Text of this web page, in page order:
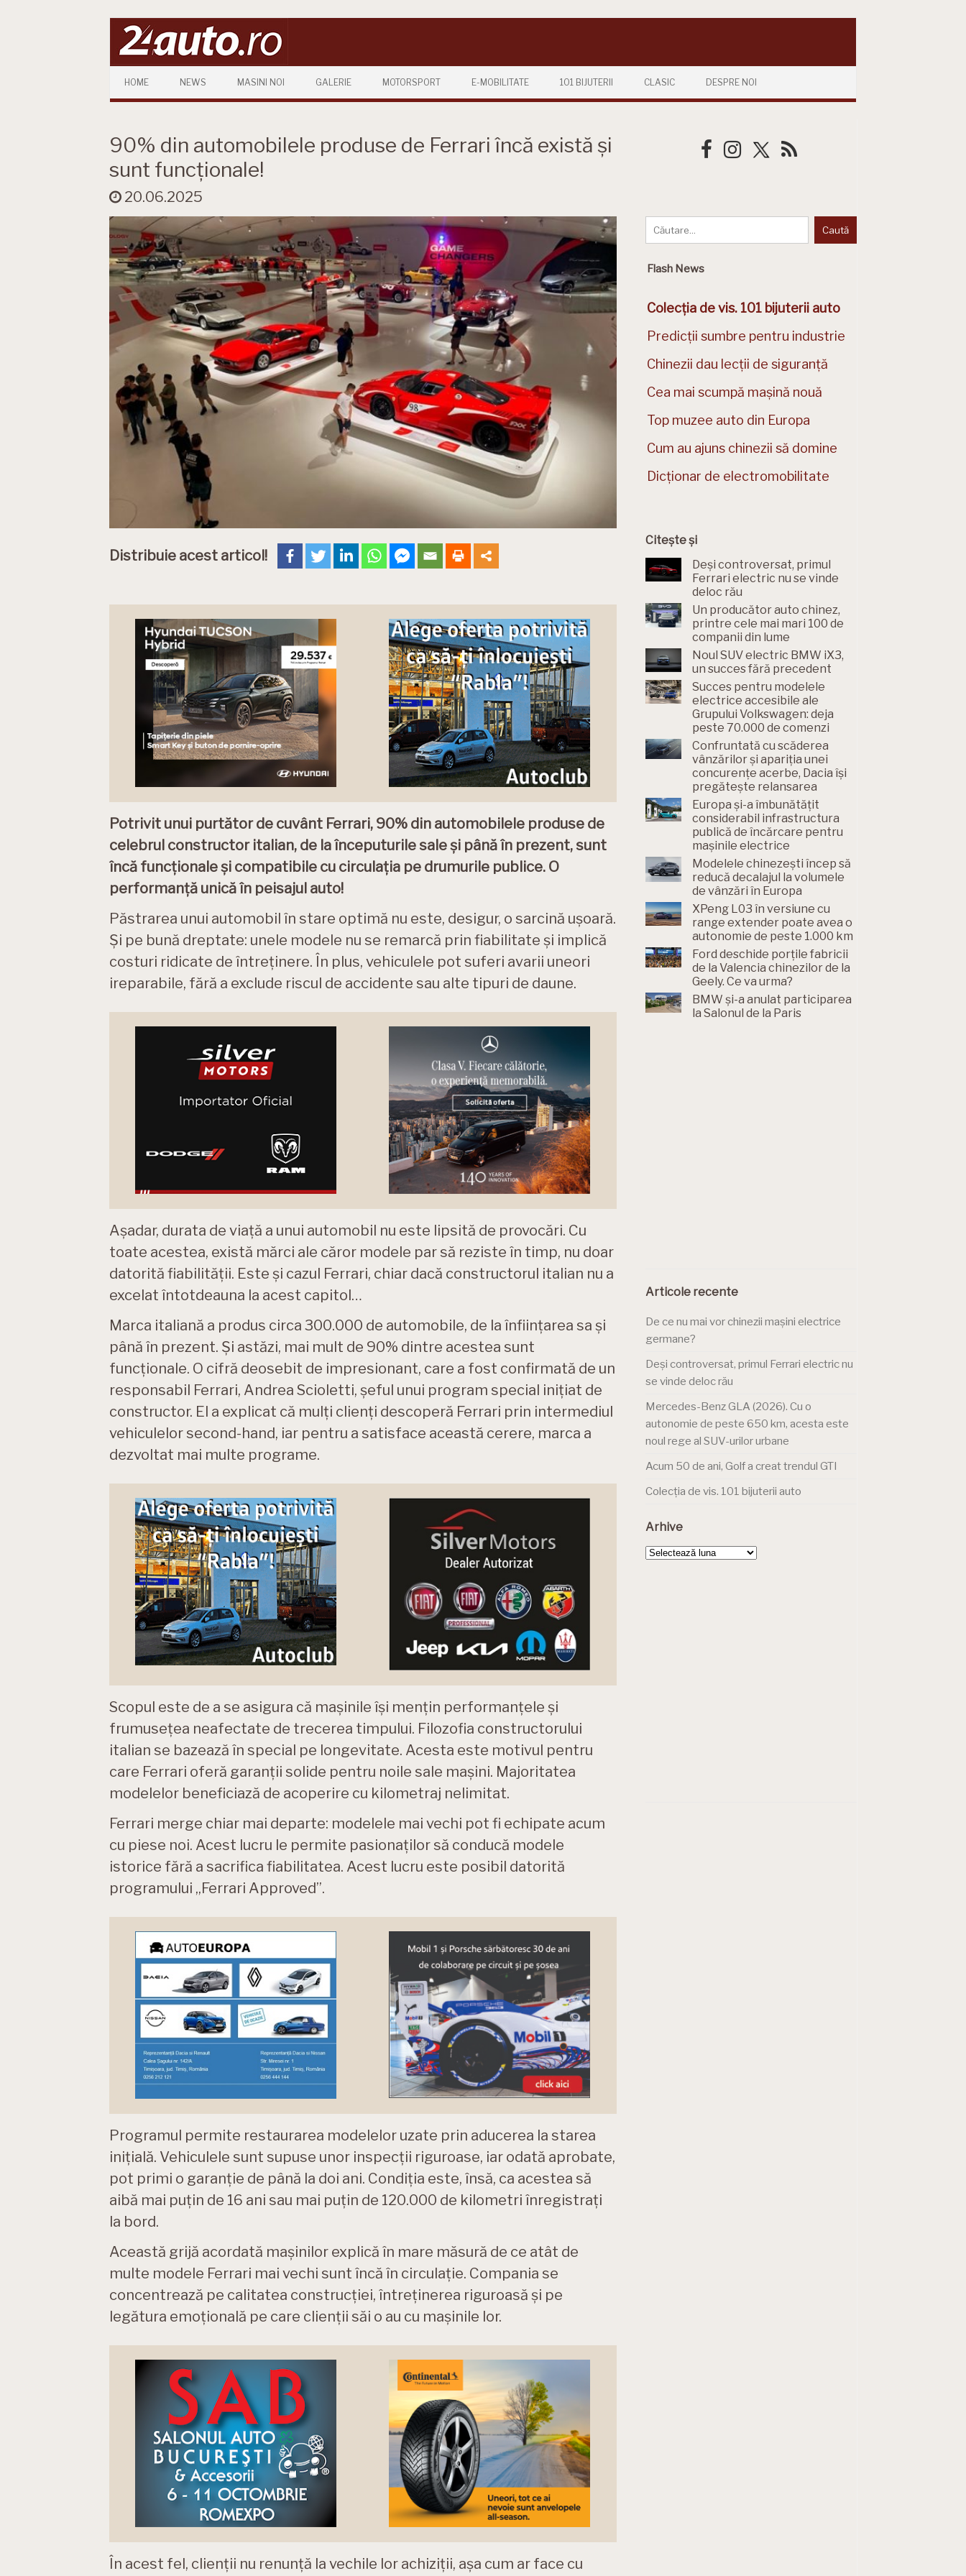
HOME NEWS MASINI NOI GALERIE MOTORSPORT E-MOBILITATE 101 BIJUTERII CLASIC DESPRE NOI
90% din automobilele produse de Ferrari încă există și
sunt funcționale!
20.06.2025
Distribuie acest articol!
Potrivit unui purtător de cuvânt Ferrari, 90% din automobilele produse de
celebrul constructor italian, de la începuturile sale și până în prezent, sunt
încă funcționale și compatibile cu circulația pe drumurile publice. O
performanță unică în peisajul auto!
Păstrarea unui automobil în stare optimă nu este, desigur, o sarcină ușoară.
Și pe bună dreptate: unele modele nu se remarcă prin fiabilitate și implică
costuri ridicate de întreținere. În plus, vehiculele pot suferi avarii uneori
ireparabile, fără a exclude riscul de accidente sau alte tipuri de daune.
Așadar, durata de viață a unui automobil nu este lipsită de provocări. Cu
toate acestea, există mărci ale căror modele par să reziste în timp, nu doar
datorită fiabilității. Este și cazul Ferrari, chiar dacă constructorul italian nu a
excelat întotdeauna la acest capitol…
Marca italiană a produs circa 300.000 de automobile, de la înființarea sa și
până în prezent. Și astăzi, mai mult de 90% dintre acestea sunt
funcționale. O cifră deosebit de impresionant, care a fost confirmată de un
responsabil Ferrari, Andrea Scioletti, șeful unui program special inițiat de
constructor. El a explicat că mulți clienți descoperă Ferrari prin intermediul
vehiculelor second-hand, iar pentru a satisface această cerere, marca a
dezvoltat mai multe programe.
Scopul este de a se asigura că mașinile își mențin performanțele și
frumusețea neafectate de trecerea timpului. Filozofia constructorului
italian se bazează în special pe longevitate. Acesta este motivul pentru
care Ferrari oferă garanții solide pentru noile sale mașini. Majoritatea
modelelor beneficiază de acoperire cu kilometraj nelimitat.
Ferrari merge chiar mai departe: modelele mai vechi pot fi echipate acum
cu piese noi. Acest lucru le permite pasionaților să conducă modele
istorice fără a sacrifica fiabilitatea. Acest lucru este posibil datorită
programului „Ferrari Approved”.
Programul permite restaurarea modelelor uzate prin aducerea la starea
inițială. Vehiculele sunt supuse unor inspecții riguroase, iar odată aprobate,
pot primi o garanție de până la doi ani. Condiția este, însă, ca acestea să
aibă mai puțin de 16 ani sau mai puțin de 120.000 de kilometri înregistrați
la bord.
Această grijă acordată mașinilor explică în mare măsură de ce atât de
multe modele Ferrari mai vechi sunt încă în circulație. Compania se
concentrează pe calitatea construcției, întreținerea riguroasă și pe
legătura emoțională pe care clienții săi o au cu mașinile lor.
În acest fel, clienții nu renunță la vechile lor achiziții, așa cum ar face cu
Flash News
Colecția de vis. 101 bijuterii auto
Predicții sumbre pentru industrie
Chinezii dau lecții de siguranță
Cea mai scumpă mașină nouă
Top muzee auto din Europa
Cum au ajuns chinezii să domine
Dicționar de electromobilitate
Citește și
Deși controversat, primul
Ferrari electric nu se vinde
deloc rău
Un producător auto chinez,
printre cele mai mari 100 de
companii din lume
Noul SUV electric BMW iX3,
un succes fără precedent
Succes pentru modelele
electrice accesibile ale
Grupului Volkswagen: deja
peste 70.000 de comenzi
Confruntată cu scăderea
vânzărilor și apariția unei
concurențe acerbe, Dacia își
pregătește relansarea
Europa și-a îmbunătățit
considerabil infrastructura
publică de încărcare pentru
mașinile electrice
Modelele chinezești încep să
reducă decalajul la volumele
de vânzări în Europa
XPeng L03 în versiune cu
range extender poate avea o
autonomie de peste 1.000 km
Ford deschide porțile fabricii
de la Valencia chinezilor de la
Geely. Ce va urma?
BMW și-a anulat participarea
la Salonul de la Paris
Articole recente
De ce nu mai vor chinezii mașini electrice
germane?
Deși controversat, primul Ferrari electric nu
se vinde deloc rău
Mercedes-Benz GLA (2026). Cu o
autonomie de peste 650 km, acesta este
noul rege al SUV-urilor urbane
Acum 50 de ani, Golf a creat trendul GTI
Colecția de vis. 101 bijuterii auto
Arhive
Arhive